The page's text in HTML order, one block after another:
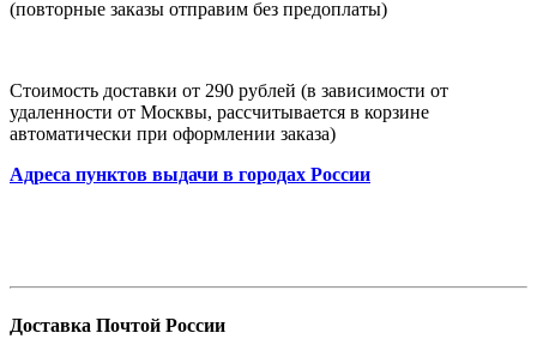
(повторные заказы отправим без предоплаты)
Стоимость доставки от 290 рублей (в зависимости от
удаленности от Москвы, рассчитывается в корзине
автоматически при оформлении заказа)
Адреса пунктов выдачи в городах России
Доставка Почтой России